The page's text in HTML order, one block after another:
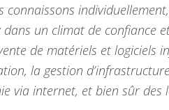
connaissons
dans un climat de confiance
de matériels et logiciels
la gestion
via internet, et bien sûr des